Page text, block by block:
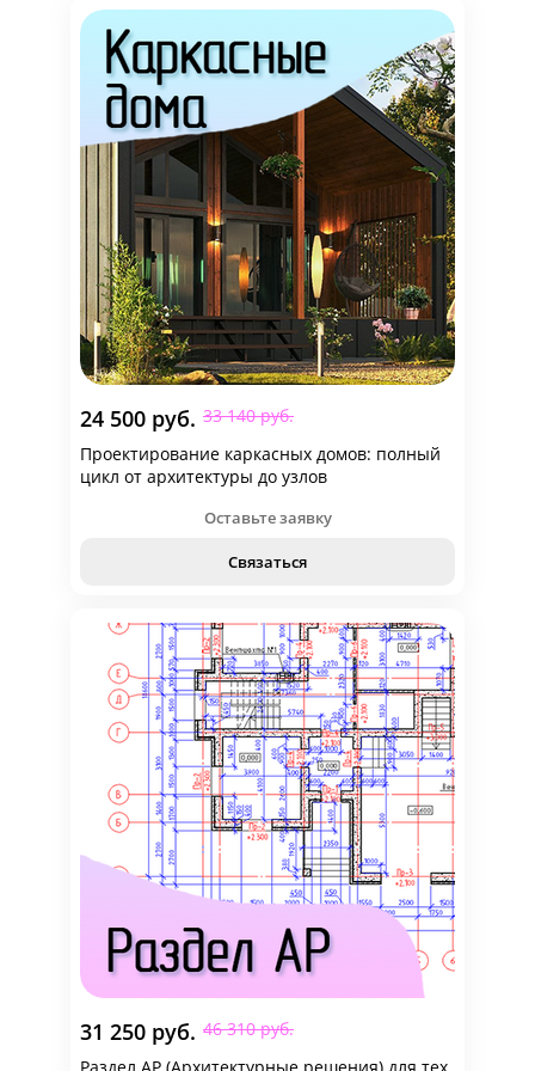
24 500 руб. 33 140 руб.
Проектирование каркасных домов: полный
цикл от архитектуры до узлов
Оставьте заявку
Связаться
31 250 руб. 46 310 руб.